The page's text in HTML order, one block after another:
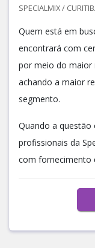
SPECIALMIX /
Quem está em
encontrará com
por meio do maior
achando a maior
segmento.
Quando a
profissionais da
com fornecimento